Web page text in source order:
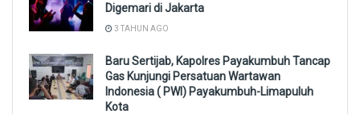
Digemari di Jakarta
3 TAHUN AGO
Baru Sertijab, Kapolres Payakumbuh Tancap
Gas Kunjungi Persatuan Wartawan
Indonesia ( PWI) Payakumbuh-Limapuluh
Kota